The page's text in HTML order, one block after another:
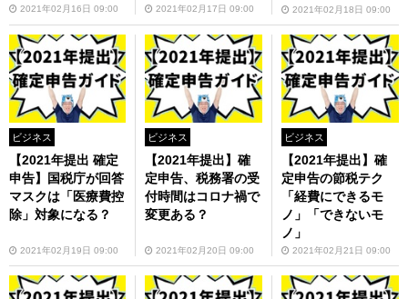
2021年02月16日 09:00 2021年02月17日 09:00 2021年02月18日 09:00
ビジネス
【2021年提出 確定
申告】国税庁が回答
マスクは「医療費控
除」対象になる？
2021年02月19日 09:00
ビジネス
【2021年提出】確
定申告、税務署の受
付時間はコロナ禍で
変更ある？
2021年02月20日 09:00
ビジネス
【2021年提出】確
定申告の節税テク
「経費にできるモ
ノ」「できないモ
ノ」
2021年02月21日 09:00